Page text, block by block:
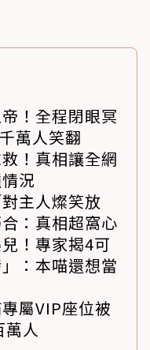
！全程閉眼冥
萬人笑翻
！真相讓全網
況
主人燦笑放
：真相超窩心
！專家揭4可
：本喵還想當
屬VIP座位被
人